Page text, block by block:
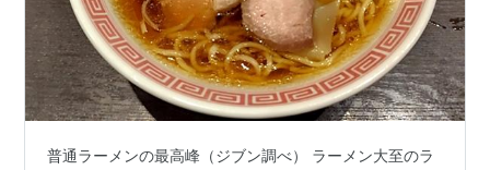
普通ラーメンの最高峰（ジブン調べ） ラーメン大至のラ